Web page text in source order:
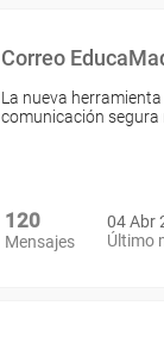
Correo
La nueva
comunicación segura
120
Mensajes
04 Abr
Último